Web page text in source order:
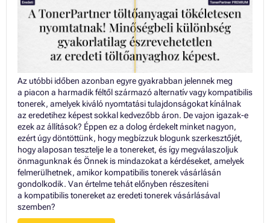
Az utóbbi időben azonban egyre gyakrabban jelennek meg
a piacon a harmadik féltől származó alternatív vagy kompatibilis
tonerek, amelyek kiváló nyomtatási tulajdonságokat kínálnak
az eredetihez képest sokkal kedvezőbb áron. De vajon igazak-e
ezek az állítások? Éppen ez a dolog érdekelt minket nagyon,
ezért úgy döntöttünk, hogy megbízzuk blogunk szerkesztőjét,
hogy alaposan tesztelje le a tonereket, és így megválaszoljuk
önmagunknak és Önnek is mindazokat a kérdéseket, amelyek
felmerülhetnek, amikor kompatibilis tonerek vásárlásán
gondolkodik. Van értelme tehát előnyben részesíteni
a kompatibilis tonereket az eredeti tonerek vásárlásával
szemben?